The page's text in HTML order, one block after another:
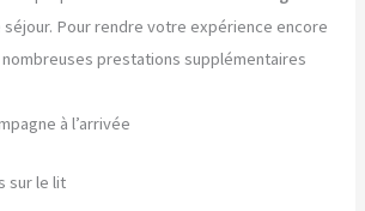
Pour rendre votre expérience encore
prestations supplémentaires
à l’arrivée
sur le lit